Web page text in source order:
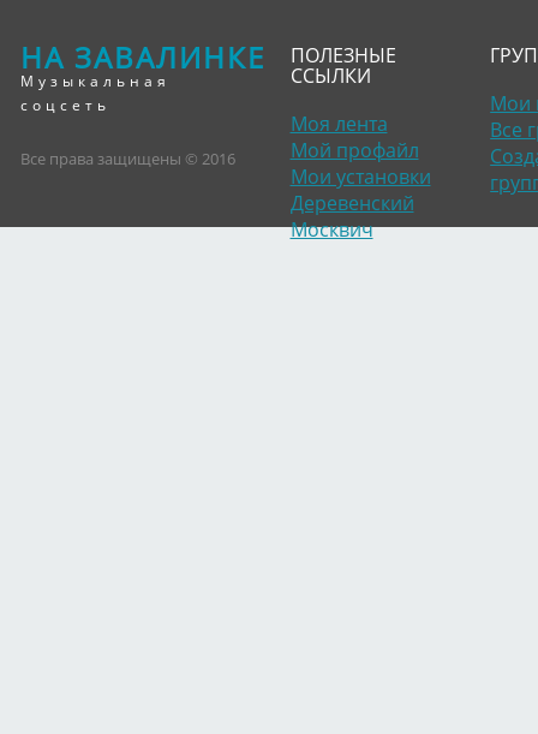
НА ЗАВАЛИНКЕ
Музыкальная
соцсеть
Все права защищены © 2016
ПОЛЕЗНЫЕ
ССЫЛКИ
Моя лента
Мой профайл
Мои установки
Деревенский
Москвич
Мои
Все